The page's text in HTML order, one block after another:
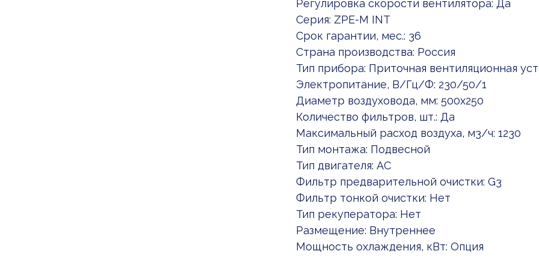
Регулировка скорости вентилятора: Да
Серия: ZPE-M INT
Срок гарантии, мес.: 36
Страна производства: Россия
Тип прибора: Приточная вентиляционная
Электропитание, В/Гц/Ф: 230/50/1
Диаметр воздуховода, мм: 500x250
Количество фильтров, шт.: Да
Максимальный расход воздуха, м3/ч: 1230
Тип монтажа: Подвесной
Тип двигателя: AC
Фильтр предварительной очистки: G3
Фильтр тонкой очистки: Нет
Тип рекуператора: Нет
Размещение: Внутреннее
Мощность охлаждения, кВт: Опция